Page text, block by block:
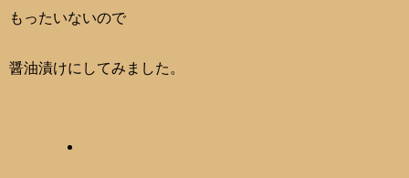
もったいないので
醤油漬けにしてみました。